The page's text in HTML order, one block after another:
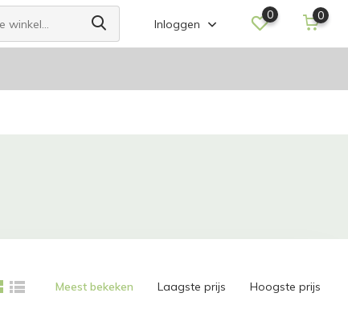
Inloggen
0 0
Meest bekeken Laagste prijs Hoogste prijs